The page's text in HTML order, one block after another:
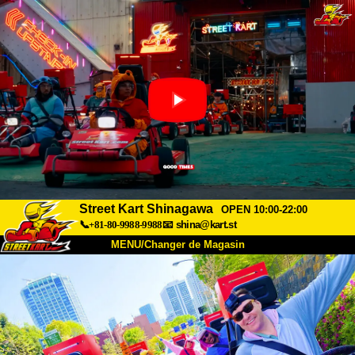
Street Kart Shinagawa
OPEN 10:00-22:00
📞+81-80-9988-9988📧 shina@kart.st
MENU/Changer de Magasin
ACCUEIL
À Propos Caractéristiques Tarifs
Accès Avis FAQ